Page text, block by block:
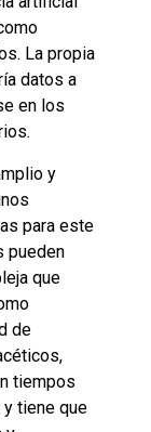
La propia
datos a
en los
y
para este
pueden
que
de
tiempos
y tiene que